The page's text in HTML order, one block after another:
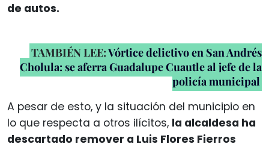
de autos.
TAMBIÉN LEE:Vórtice delictivo en San Andrés
Cholula: se aferra Guadalupe Cuautle al jefe de la
policía municipal
A pesar de esto, y la situación del municipio en
lo que respecta a otros ilícitos, la alcaldesa ha
descartado remover a Luis Flores Fierros